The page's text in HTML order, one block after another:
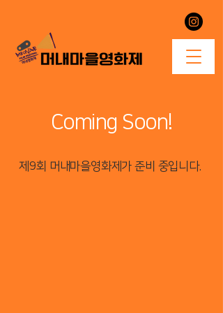
Coming Soon!
​제9회 머내마을영화제가 준비 중입니다.